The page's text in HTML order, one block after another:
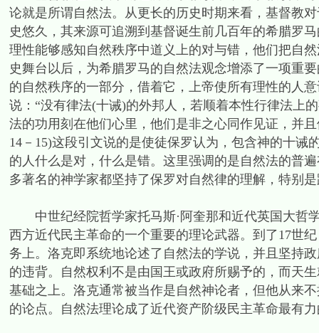
论就是所谓自然法。从更长的历史时期来看，基督教
史悠久，其来源可追溯到基督诞生前几百年的希腊罗
理性能够感知自然秩序中道义上的对与错，他们把自
史舞台以后，为希腊罗马的自然法观念增添了一项重
的自然秩序的一部分，借着它，上帝使所有理性的人
说：“没有律法(十诫)的外邦人，若顺着本性行律法上
法的功用刻在他们心里，他们是非之心同作见证，并
14－15)这段引文说的是使徒保罗认为，包含神的十
的人什么是对，什么是错。这里强调的是自然法的普
多著名的神学家都坚持了保罗对自然律的理解，特别
中世纪经院哲学家托马斯·阿奎那和近代英国大哲
西方近代民主革命的一个重要的理论武器。到了17世
务上。洛克即系统地论述了自然法的学说，并且坚持
的违背。自然权利不是由国王或政府所赐予的，而天
基础之上。洛克通常被当作是自然神论者，但他从来
的论点。自然法理论成了近代资产阶级民主革命最有